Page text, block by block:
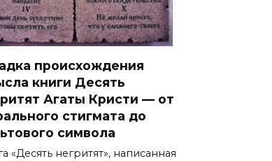
происхождения
книги Десять
Агаты Кристи — от
стигмата до
символа
«Десять негритят», написанная